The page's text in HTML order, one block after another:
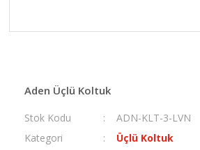
Aden Üçlü Koltuk
Stok Kodu
ADN-KLT-3-LVN
Kategori
Üçlü Koltuk